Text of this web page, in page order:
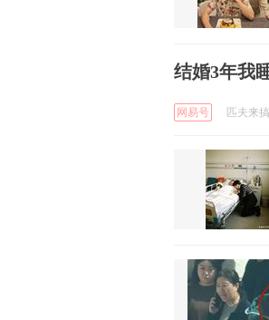
结婚3年我
网易号 匹夫来